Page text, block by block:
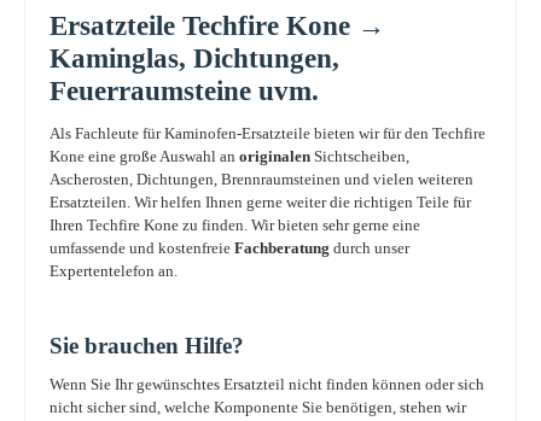
Ersatzteile Techfire Kone →
Kaminglas, Dichtungen,
Feuerraumsteine uvm.
Als Fachleute für Kaminofen-Ersatzteile bieten wir für den Techfire
Kone eine große Auswahl an originalen Sichtscheiben,
Ascherosten, Dichtungen, Brennraumsteinen und vielen weiteren
Ersatzteilen. Wir helfen Ihnen gerne weiter die richtigen Teile für
Ihren Techfire Kone zu finden. Wir bieten sehr gerne eine
umfassende und kostenfreie Fachberatung durch unser
Expertentelefon an.
Sie brauchen Hilfe?
Wenn Sie Ihr gewünschtes Ersatzteil nicht finden können oder sich
nicht sicher sind, welche Komponente Sie benötigen, stehen wir